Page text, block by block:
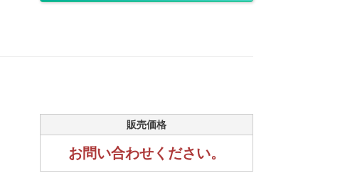
販売価格
お問い合わせください。